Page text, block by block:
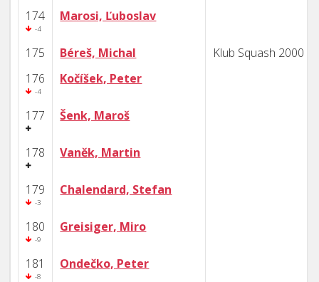
174
-4
Marosi, Ľuboslav
175 Béreš, Michal
Klub Squash 2000
176
-4
Kočíšek, Peter
177 Šenk, Maroš
178 Vaněk, Martin
179
-3
Chalendard, Stefan
180
-9
Greisiger, Miro
181
-8
Ondečko, Peter